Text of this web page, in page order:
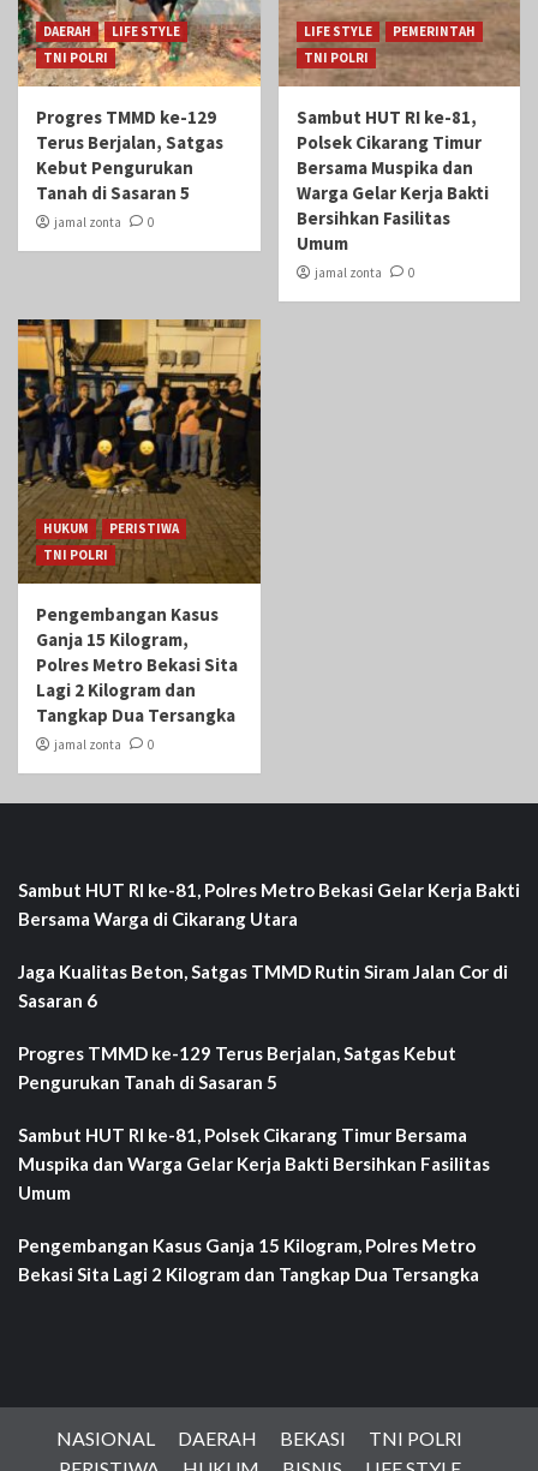
DAERAH
LIFE STYLE
TNI POLRI
Progres TMMD ke-129
Terus Berjalan, Satgas
Kebut Pengurukan
Tanah di Sasaran 5
jamal zonta 0
LIFE STYLE
PEMERINTAH
TNI POLRI
Sambut HUT RI ke-81,
Polsek Cikarang Timur
Bersama Muspika dan
Warga Gelar Kerja Bakti
Bersihkan Fasilitas
Umum
jamal zonta 0
HUKUM
PERISTIWA
TNI POLRI
Pengembangan Kasus
Ganja 15 Kilogram,
Polres Metro Bekasi Sita
Lagi 2 Kilogram dan
Tangkap Dua Tersangka
jamal zonta 0
Sambut HUT RI ke-81, Polres Metro Bekasi Gelar Kerja Bakti
Bersama Warga di Cikarang Utara
Jaga Kualitas Beton, Satgas TMMD Rutin Siram Jalan Cor di
Sasaran 6
Progres TMMD ke-129 Terus Berjalan, Satgas Kebut
Pengurukan Tanah di Sasaran 5
Sambut HUT RI ke-81, Polsek Cikarang Timur Bersama
Muspika dan Warga Gelar Kerja Bakti Bersihkan Fasilitas
Umum
Pengembangan Kasus Ganja 15 Kilogram, Polres Metro
Bekasi Sita Lagi 2 Kilogram dan Tangkap Dua Tersangka
NASIONAL DAERAH BEKASI
TNI POLRI